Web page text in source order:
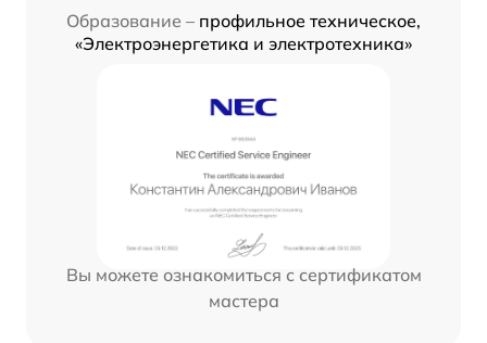
Образование – профильное техническое,
«Электроэнергетика и электротехника»
Вы можете ознакомиться с сертификатом
мастера